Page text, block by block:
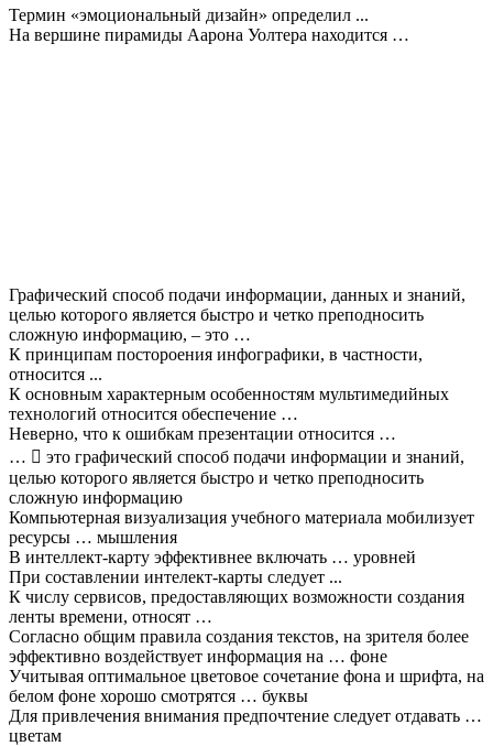
Термин «эмоциональный дизайн» определил ...
На вершине пирамиды Аарона Уолтера находится …
Графический способ подачи информации, данных и знаний,
целью которого является быстро и четко преподносить
сложную информацию, – это …
К принципам постороения инфографики, в частности,
относится ...
К основным характерным особенностям мультимедийных
технологий относится обеспечение …
Неверно, что к ошибкам презентации относится …
…  это графический способ подачи информации и знаний,
целью которого является быстро и четко преподносить
сложную информацию
Компьютерная визуализация учебного материала мобилизует
ресурсы … мышления
В интеллект-карту эффективнее включать … уровней
При составлении интелект-карты следует ...
К числу сервисов, предоставляющих возможности создания
ленты времени, относят …
Согласно общим правила создания текстов, на зрителя более
эффективно воздействует информация на … фоне
Учитывая оптимальное цветовое сочетание фона и шрифта, на
белом фоне хорошо смотрятся … буквы
Для привлечения внимания предпочтение следует отдавать …
цветам